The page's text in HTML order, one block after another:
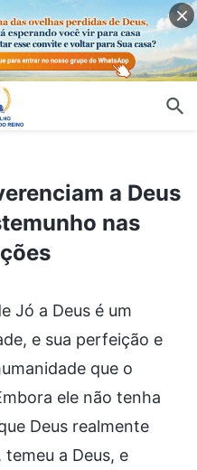
a Deus
nas
Jó a Deus é um
e sua perfeição e
que o
ele não tenha
Deus realmente
a Deus, e